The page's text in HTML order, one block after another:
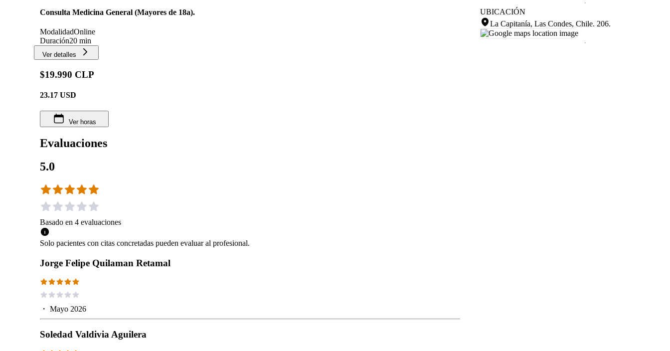
Consulta Medicina General (Mayores de 18a).
ModalidadOnline
Duración20 min
Ver detalles
$19.990 CLP
23.17 USD
Ver horas
Evaluaciones
5.0
Basado en 4 evaluaciones
Solo pacientes con citas concretadas pueden evaluar al profesional.
Jorge Felipe Quilaman Retamal
・ Mayo 2026
Soledad Valdivia Aguilera
UBICACIÓN
La Capitanía, Las Condes, Chile. 206.